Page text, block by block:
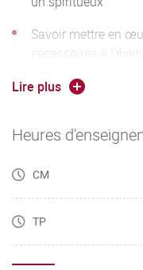
Savoir mettre en
nécessaires à
Lire plus
Heures
CM
TP